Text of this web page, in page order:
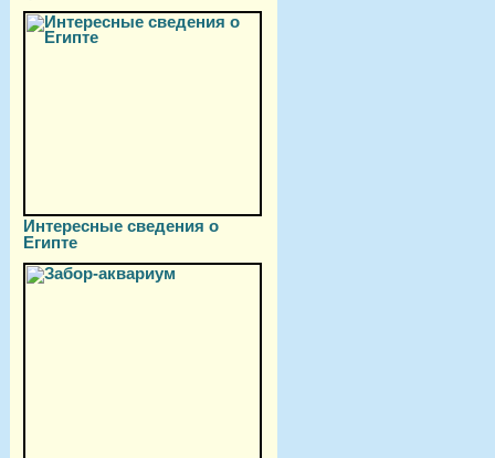
Интересные сведения о
Египте